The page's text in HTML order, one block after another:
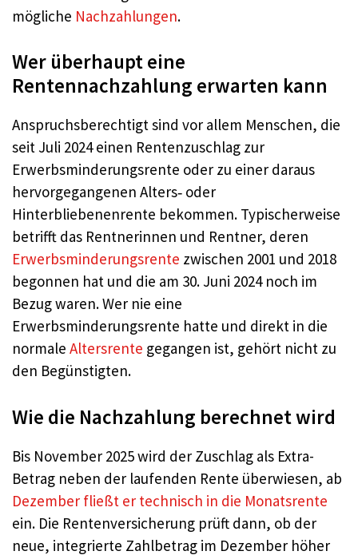
mögliche Nachzahlungen.
Wer überhaupt eine
Rentennachzahlung erwarten kann
Anspruchsberechtigt sind vor allem Menschen, die
seit Juli 2024 einen Rentenzuschlag zur
Erwerbsminderungsrente oder zu einer daraus
hervorgegangenen Alters‑ oder
Hinterbliebenenrente bekommen. Typischerweise
betrifft das Rentnerinnen und Rentner, deren
Erwerbsminderungsrente zwischen 2001 und 2018
begonnen hat und die am 30. Juni 2024 noch im
Bezug waren. Wer nie eine
Erwerbsminderungsrente hatte und direkt in die
normale Altersrente gegangen ist, gehört nicht zu
den Begünstigten.
Wie die Nachzahlung berechnet wird
Bis November 2025 wird der Zuschlag als Extra-
Betrag neben der laufenden Rente überwiesen, ab
Dezember fließt er technisch in die Monatsrente
ein. Die Rentenversicherung prüft dann, ob der
neue, integrierte Zahlbetrag im Dezember höher